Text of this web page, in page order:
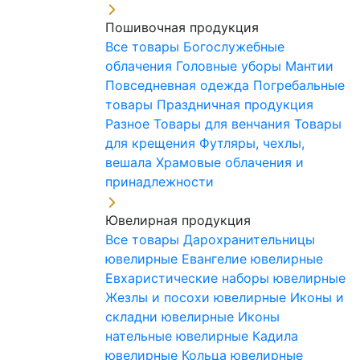
Пошивочная продукция
Все товары Богослужебные
облачения Головные уборы Мантии
Повседневная одежда Погребальные
товары Праздничная продукция
Разное Товары для венчания Товары
для крещения Футляры, чехлы,
вешала Храмовые облачения и
принадлежности
Ювелирная продукция
Все товары Дарохранительницы
ювелирные Евангелие ювелирные
Евхаристические наборы ювелирные
Жезлы и посохи ювелирные Иконы и
складни ювелирные Иконы
нательные ювелирные Кадила
ювелирные Кольца ювелирные